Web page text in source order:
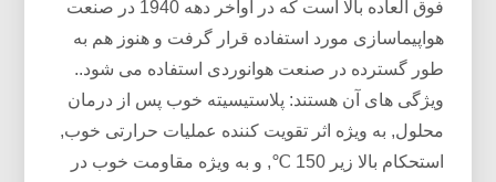
فوق العاده بالا است که در اواخر دهه 1940 در صنعت
هواپیماسازی مورد استفاده قرار گرفت و هنوز هم به
طور گسترده در صنعت هوانوردی استفاده می شود..
ویژگی های آن هستند: پلاستیسیته خوب پس از درمان
محلول, به ویژه اثر تقویت کننده عملیات حرارتی خوب,
استحکام بالا زیر 150 ℃, و به ویژه مقاومت خوب در